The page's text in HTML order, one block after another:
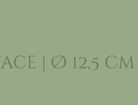
| Ø 12,5 cm